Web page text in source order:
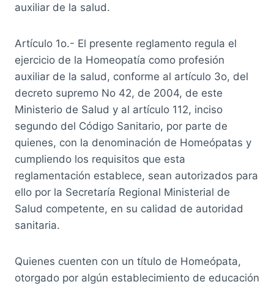
auxiliar de la salud.
Artículo 1o.- El presente reglamento regula el
ejercicio de la Homeopatía como profesión
auxiliar de la salud, conforme al artículo 3o, del
decreto supremo No 42, de 2004, de este
Ministerio de Salud y al artículo 112, inciso
segundo del Código Sanitario, por parte de
quienes, con la denominación de Homeópatas y
cumpliendo los requisitos que esta
reglamentación establece, sean autorizados para
ello por la Secretaría Regional Ministerial de
Salud competente, en su calidad de autoridad
sanitaria.
Quienes cuenten con un título de Homeópata,
otorgado por algún establecimiento de educación